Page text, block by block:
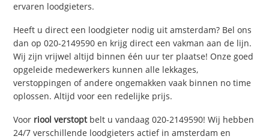
ervaren loodgieters.
Heeft u direct een loodgieter nodig uit amsterdam? Bel ons
dan op 020-2149590 en krijg direct een vakman aan de lijn.
Wij zijn vrijwel altijd binnen één uur ter plaatse! Onze goed
opgeleide medewerkers kunnen alle lekkages,
verstoppingen of andere ongemakken vaak binnen no time
oplossen. Altijd voor een redelijke prijs.
Voor riool verstoptbelt u vandaag 020-2149590! Wij hebben
24/7 verschillende loodgieters actief in amsterdam en